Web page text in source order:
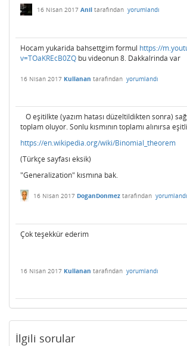
16 Nisan 2017 Anil tarafından yorumlandı
Hocam yukarida bahsettgim formul https://
v=TOaKREcB0ZQ bu videonun 8. Dakkalrinda var
16 Nisan 2017 Kullanan tarafından yorumlandı
O eşitilkte (yazım hatası düzeltildikten sonra)
toplam oluyor. Sonlu kısmının toplamı alınırsa
https://en.wikipedia.org/wiki/Binomial_theorem
(Türkçe sayfası eksik)
"Generalization" kısmına bak.
16 Nisan 2017 DoganDonmez tarafından yorumlandı
Çok teşekkür ederim
16 Nisan 2017 Kullanan tarafından yorumlandı
İlgili sorular